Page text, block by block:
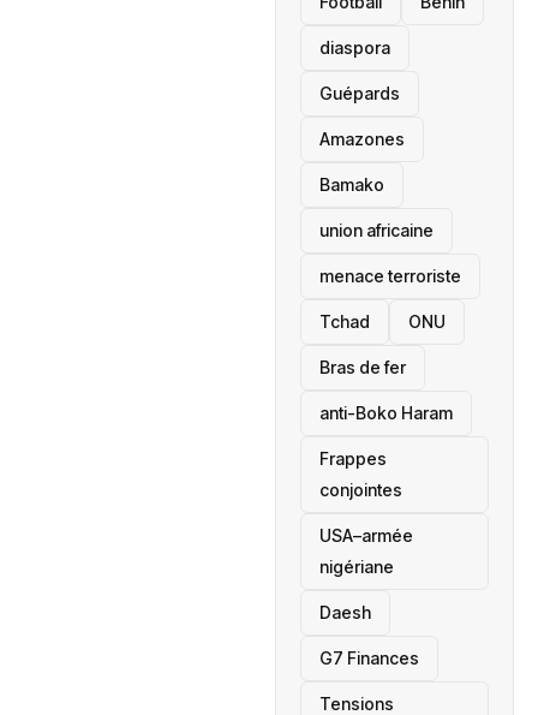
diaspora
Guépards
Amazones
Bamako
union africaine
menace terroriste
‎Tchad ONU
Bras de fer
anti-Boko Haram
Frappes
conjointes
USA–armée
nigériane
Daesh
‎G7 Finances
Tensions